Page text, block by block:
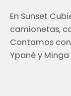
En Sunset
camionetas,
Contamos con
Ypané y Minga